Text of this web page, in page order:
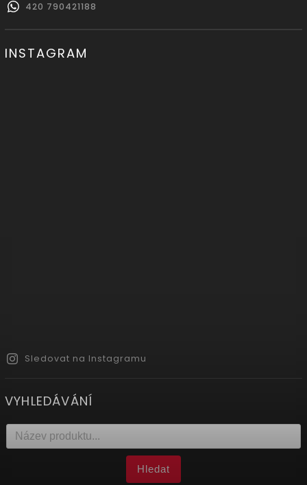
420 790421188
INSTAGRAM
Sledovat na Instagramu
VYHLEDÁVÁNÍ
Hledat